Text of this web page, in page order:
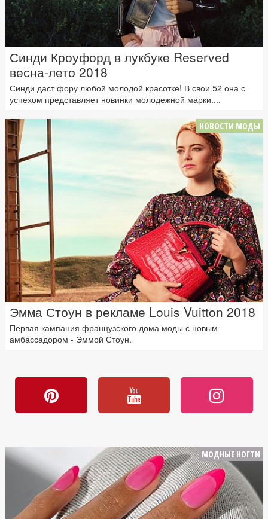
Синди Кроуфорд в лукбуке Reserved
весна-лето 2018
Синди даст фору любой молодой красотке! В свои 52 она с
успехом представляет новинки молодежной марки....
НОВОСТИ МОДЫ
Эмма Стоун в рекламе Louis Vuitton 2018
Первая кампания французского дома моды с новым
амбассадором - Эммой Стоун.
МОДНЫЕ НОГТИ